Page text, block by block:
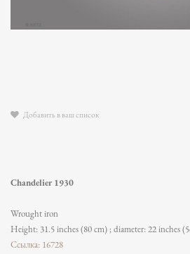
Добавить в ваш список
Chandelier 1930
Wrought iron
Height: 31.5 inches (80 cm) ; diameter: 22 inches
Ссылка: 16728